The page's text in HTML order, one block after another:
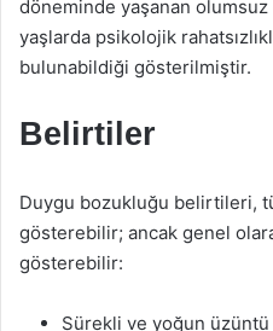
döneminde yaşanan
yaşlarda psikolojik
bulunabildiği gösterilmiştir.
Belirtiler
Duygu bozukluğu belirtileri,
gösterebilir; ancak genel
gösterebilir:
Sürekli ve yoğun